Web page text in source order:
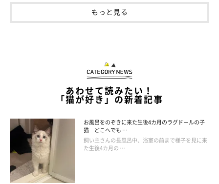
もっと見る
あわせて読みたい！
「猫が好き」の新着記事
お風呂をのぞきに来た生後4カ月のラグドールの子
猫 どこへでも …
飼い主さんの長風呂中、浴室の前まで様子を見に来
た生後4カ月の …